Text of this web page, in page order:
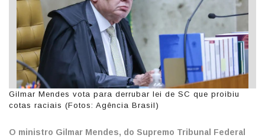
Gilmar Mendes vota para derrubar lei de SC que proibiu
cotas raciais (Fotos: Agência Brasil)
O ministro Gilmar Mendes, do Supremo Tribunal Federal